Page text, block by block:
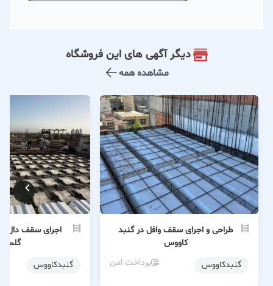
دیگر آگهی های این فروشگاه
مشاهده همه
طراحی و اجرای سقف وافل در گنبد
کاووس
گنبدكاووس
پرداخت امن
اجرای سقف دال
گنبدكاووس